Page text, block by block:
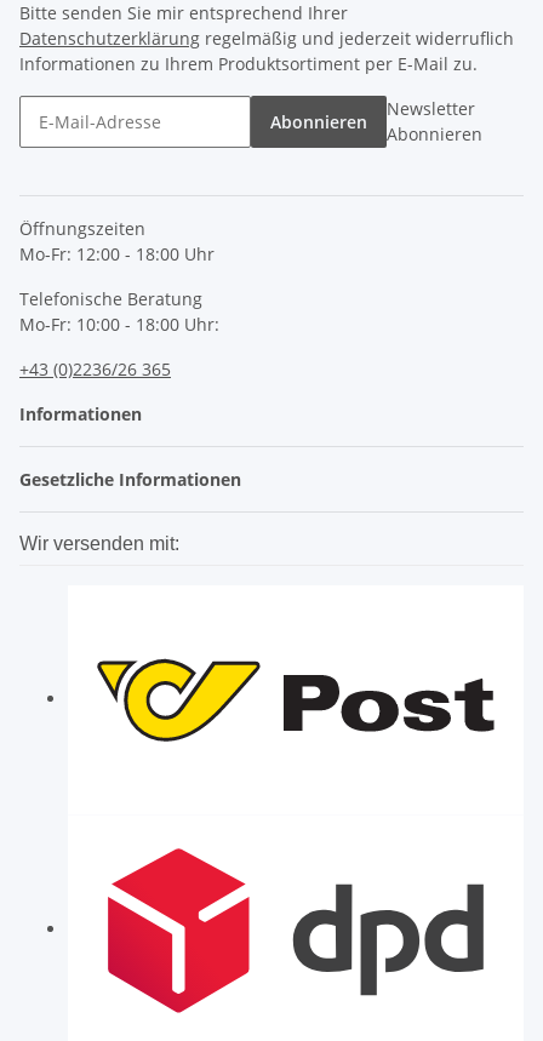
Bitte senden Sie mir entsprechend Ihrer
Datenschutzerklärung regelmäßig und jederzeit widerruflich
Informationen zu Ihrem Produktsortiment per E-Mail zu.
Abonnieren
Newsletter
Abonnieren
Öffnungszeiten
Mo-Fr: 12:00 - 18:00 Uhr
Telefonische Beratung
Mo-Fr: 10:00 - 18:00 Uhr:
+43 (0)2236/26 365
Informationen
Gesetzliche Informationen
Wir versenden mit: